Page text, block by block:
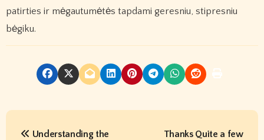
patirties ir mėgautumėtės tapdami geresniu, stipresniu
bėgiku.
P
Understanding the
Thanks Quite a few